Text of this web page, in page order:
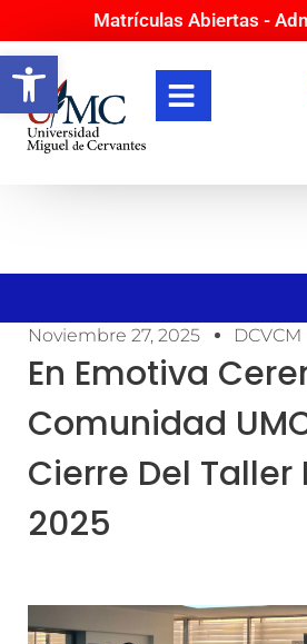
Abrir barra de
Matrículas Abiertas -
Noviembre 27, 2025 DCVCM
En Emotiva
Comunidad
Cierre Del Taller
2025